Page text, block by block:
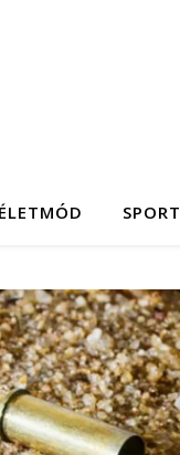
ÉLETMÓD SPORT